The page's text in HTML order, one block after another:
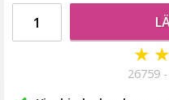
★ ★
26759